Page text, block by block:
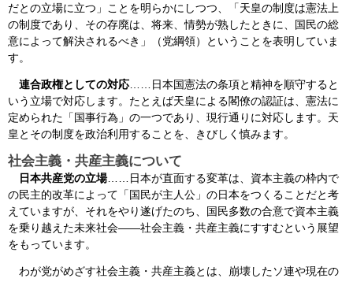
だとの立場に立つ」ことを明らかにしつつ、「天皇の制度は憲法上
の制度であり、その存廃は、将来、情勢が熟したときに、国民の総
意によって解決されるべき」（党綱領）ということを表明していま
す。
連合政権としての対応 ……日本国憲法の条項と精神を順守すると
いう立場で対応します。たとえば天皇による閣僚の認証は、憲法に
定められた「国事行為」の一つであり、現行通りに対応します。天
皇とその制度を政治利用することを、きびしく慎みます。
社会主義・共産主義について
日本共産党の立場……日本が直面する変革は、資本主義の枠内で
の民主的改革によって「国民が主人公」の日本をつくることだと考
えていますが、それをやり遂げたのち、国民多数の合意で資本主義
を乗り越えた未来社会――社会主義・共産主義にすすむという展望
をもっています。
わが党がめざす社会主義・共産主義とは、崩壊したソ連や現在の